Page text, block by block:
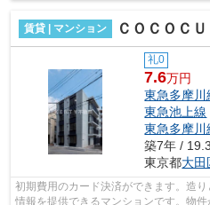
賃貸 | マンション ＣＯＣＯＣ
礼0
7.6万円
東急多摩川
東急池上線
東急多摩川
築7年 /
東京都大田
初期費用のカード決済ができます。造
情報を提供できるマンションです。物件